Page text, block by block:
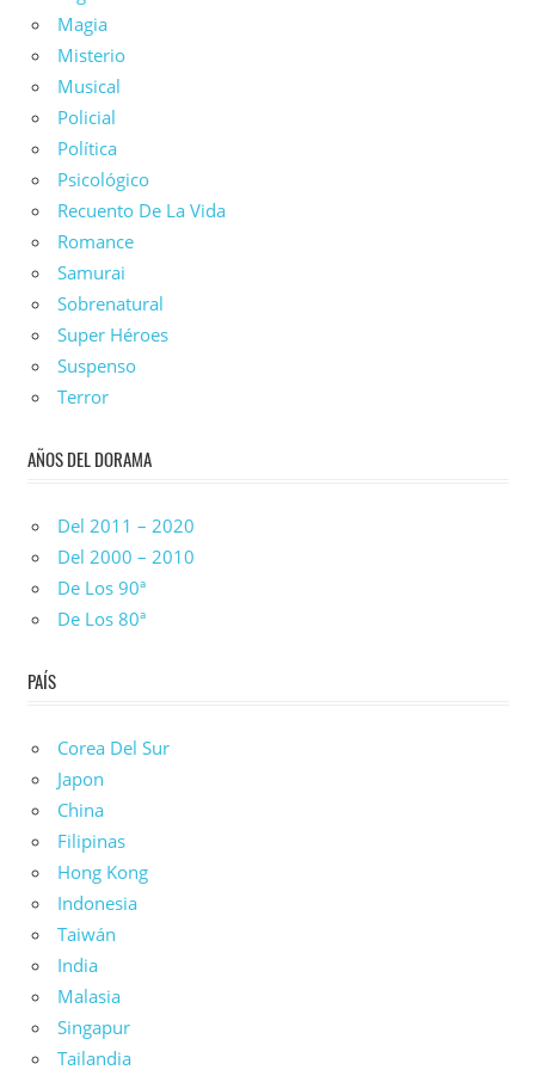
Magia
Misterio
Musical
Policial
Política
Psicológico
Recuento De La Vida
Romance
Samurai
Sobrenatural
Super Héroes
Suspenso
Terror
AÑOS DEL DORAMA
Del 2011 – 2020
Del 2000 – 2010
De Los 90ª
De Los 80ª
PAÍS
Corea Del Sur
Japon
China
Filipinas
Hong Kong
Indonesia
Taiwán
India
Malasia
Singapur
Tailandia